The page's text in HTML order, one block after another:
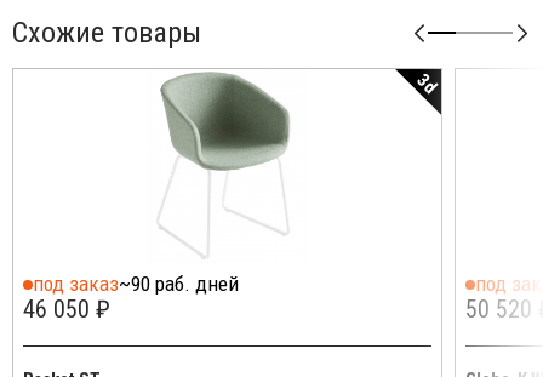
Схожие товары
3d
под заказ~90 раб. дней
46 050 ₽
под
50 520